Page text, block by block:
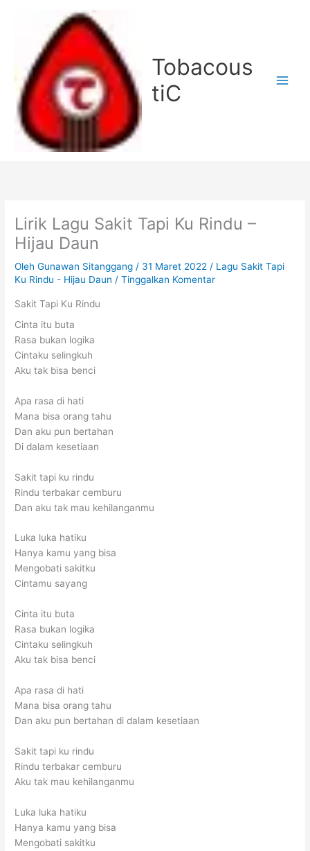
Tobacous
tiC
Lirik Lagu Sakit Tapi Ku Rindu –
Hijau Daun
OlehGunawan Sitanggang / 31 Maret 2022 / Lagu Sakit Tapi
Ku Rindu - Hijau Daun /Tinggalkan Komentar
Sakit Tapi Ku Rindu
Cinta itu buta
Rasa bukan logika
Cintaku selingkuh
Aku tak bisa benci
Apa rasa di hati
Mana bisa orang tahu
Dan aku pun bertahan
Di dalam kesetiaan
Sakit tapi ku rindu
Rindu terbakar cemburu
Dan aku tak mau kehilanganmu
Luka luka hatiku
Hanya kamu yang bisa
Mengobati sakitku
Cintamu sayang
Cinta itu buta
Rasa bukan logika
Cintaku selingkuh
Aku tak bisa benci
Apa rasa di hati
Mana bisa orang tahu
Dan aku pun bertahan di dalam kesetiaan
Sakit tapi ku rindu
Rindu terbakar cemburu
Aku tak mau kehilanganmu
Luka luka hatiku
Hanya kamu yang bisa
Mengobati sakitku